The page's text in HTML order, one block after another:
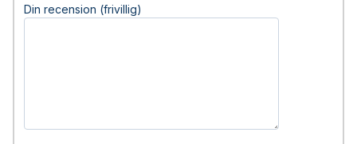
Din recension (frivillig)